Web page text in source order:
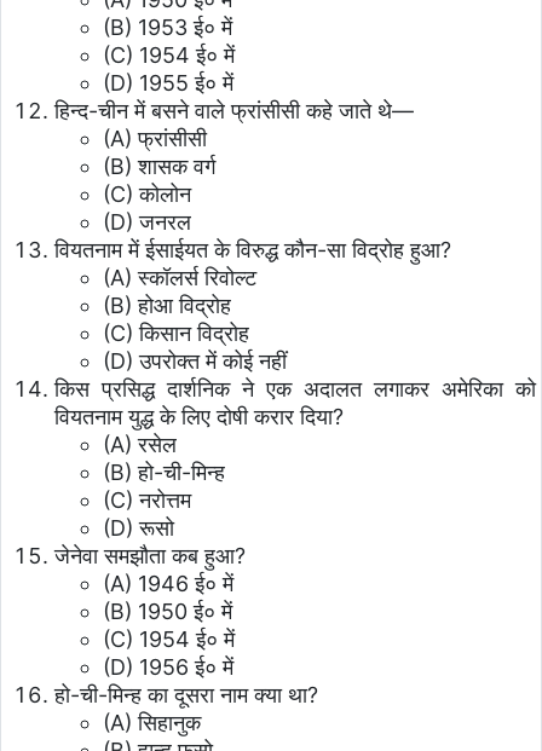
(B) 1953 ई० में
(C) 1954 ई० में
(D) 1955 ई० में
हिन्द-चीन में बसने वाले फ्रांसीसी कहे जाते थे—
(A) फ्रांसीसी
(B) शासक वर्ग
(C) कोलोन
(D) जनरल
वियतनाम में ईसाईयत के विरुद्ध कौन-सा विद्रोह हुआ?
(A) स्कॉलर्स रिवोल्ट
(B) होआ विद्रोह
(C) किसान विद्रोह
(D) उपरोक्त में कोई नहीं
किस प्रसिद्ध दार्शनिक ने एक अदालत लगाकर अमेरिका को
वियतनाम युद्ध के लिए दोषी करार दिया?
(A) रसेल
(B) हो-ची-मिन्ह
(C) नरोत्तम
(D) रूसो
जेनेवा समझौता कब हुआ?
(A) 1946 ई० में
(B) 1950 ई० में
(C) 1954 ई० में
(D) 1956 ई० में
हो-ची-मिन्ह का दूसरा नाम क्या था?
(A) सिहानुक